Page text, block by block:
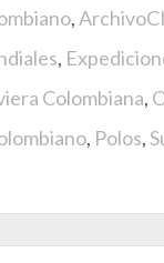
,
,
Colombiana,
, Polos,